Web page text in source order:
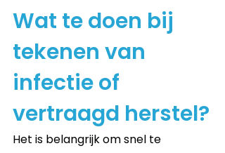
Wat te doen bij
tekenen van
infectie of
vertraagd herstel?
Het is belangrijk om snel te